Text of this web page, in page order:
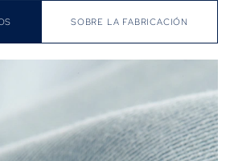
SOBRE LA FABRICACIÓN